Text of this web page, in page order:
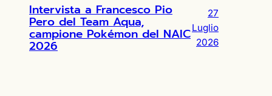
Intervista a Francesco Pio
Pero del Team Aqua,
campione Pokémon del NAIC
2026
27
Luglio
2026